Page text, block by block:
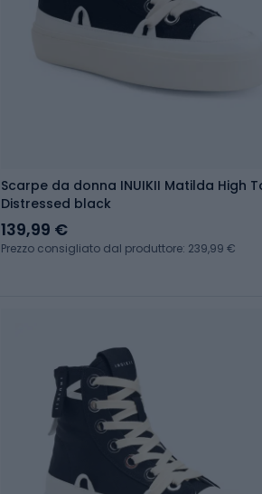
Scarpe da donna INUIKII Matilda High
Distressed black
139,99 €
Prezzo consigliato dal produttore: 239,99 €